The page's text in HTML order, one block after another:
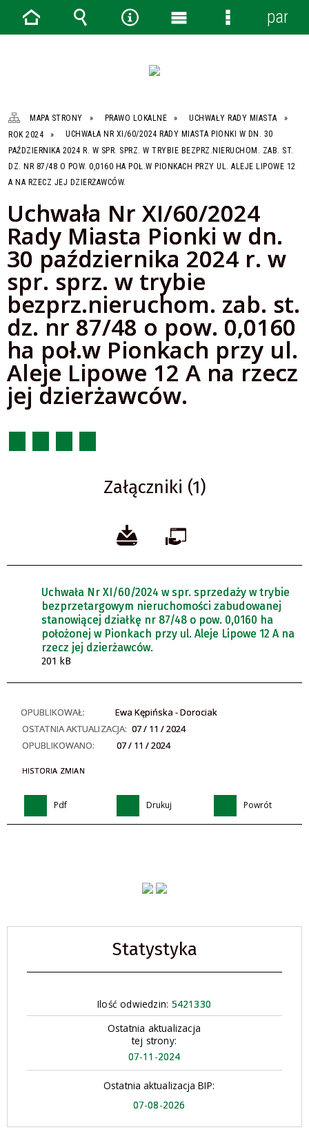
Statystyka
Ilość odwiedzin: 5421330
Ostatnia aktualizacja
tej strony:
07-11-2024
Ostatnia aktualizacja BIP:
07-08-2026
MAPA STRONY PRAWO LOKALNE
UCHWAŁY RADY MIASTA
ROK 2024
UCHWAŁA NR XI/60/2024 RADY MIASTA PIONKI W DN. 30
PAŹDZIERNIKA 2024 R. W SPR. SPRZ. W TRYBIE BEZPRZ.NIERUCHOM. ZAB. ST.
DZ. NR 87/48 O POW. 0,0160 HA POŁ.W PIONKACH PRZY UL. ALEJE LIPOWE 12
A NA RZECZ JEJ DZIERŻAWCÓW.
Uchwała Nr XI/60/2024
Rady Miasta Pionki w dn.
30 października 2024 r. w
spr. sprz. w trybie
bezprz.nieruchom. zab. st.
dz. nr 87/48 o pow. 0,0160
ha poł.w Pionkach przy ul.
Aleje Lipowe 12 A na rzecz
jej dzierżawców.
Załączniki (1)
Uchwała Nr XI/60/2024 w spr. sprzedaży w trybie
bezprzetargowym nieruchomości zabudowanej
stanowiącej działkę nr 87/48 o pow. 0,0160 ha
położonej w Pionkach przy ul. Aleje Lipowe 12 A na
rzecz jej dzierżawców.
201 kB
OPUBLIKOWAŁ:
Ewa Kępińska - Dorociak
OSTATNIA AKTUALIZACJA: 07 / 11 / 2024
OPUBLIKOWANO:
07 / 11 / 2024
HISTORIA ZMIAN
Pdf Drukuj Powrót
Strona Wyszukiwarka
NarzędziaMenu
Menu
panel